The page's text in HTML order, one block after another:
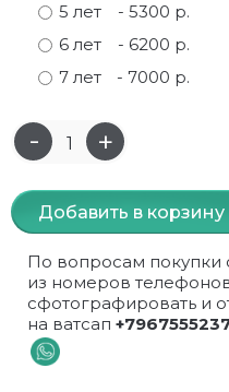
Самшит
Сирень
Спирея
Шиповник
Шиповник
Юкка
Малиновое дерево
Миндаль
Облепиха
Орех (Фундук)
Персики
Сливы
Кизил
Крыжовник
Малина
Облепиха
Оптом
От производителя
Мускусные
Оранжевые розы
Парковые
Плетистые
Почвопокровные
разноцветные
5 лет
- 5300 р.
6 лет
- 6200 р.
7 лет
- 7000 р.
Добавить в корзину
По вопросам
из номеров
сфотографировать и
на ватсап